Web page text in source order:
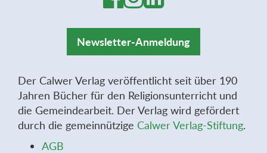
Newsletter-Anmeldung
Der Calwer Verlag veröffentlicht seit über 190
Jahren Bücher für den Religionsunterricht und
die Gemeindearbeit. Der Verlag wird gefördert
durch die gemeinnützige Calwer Verlag-Stiftung.
AGB